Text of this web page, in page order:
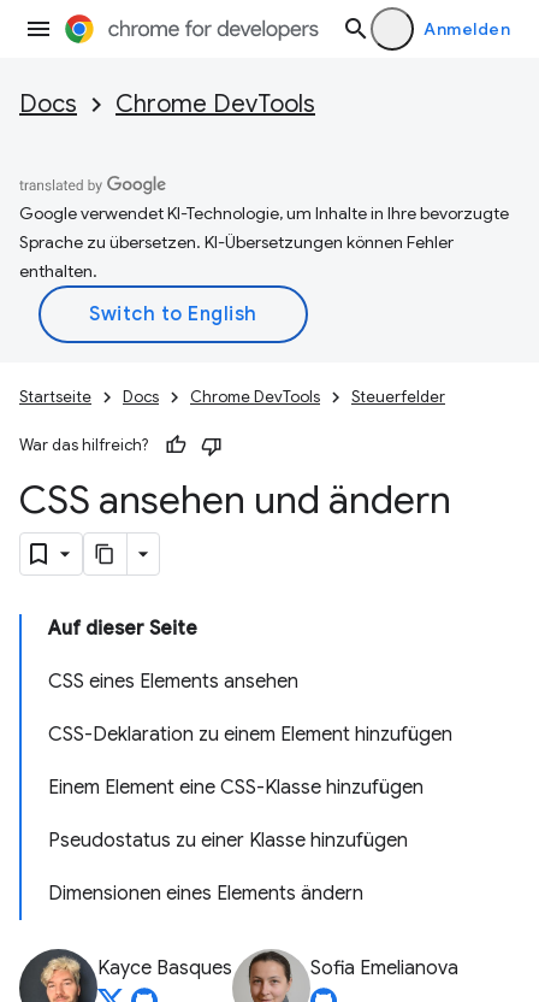
Anmelden
Docs Chrome DevTools
Google verwendet KI-Technologie, um Inhalte in Ihre bevorzugte
Sprache zu übersetzen. KI-Übersetzungen können Fehler
enthalten.
Startseite Docs Chrome DevTools Steuerfelder
War das hilfreich?
CSS ansehen und ändern
Auf dieser Seite
CSS eines Elements ansehen
CSS-Deklaration zu einem Element hinzufügen
Einem Element eine CSS-Klasse hinzufügen
Pseudostatus zu einer Klasse hinzufügen
Dimensionen eines Elements ändern
Kayce Basques Sofia Emelianova